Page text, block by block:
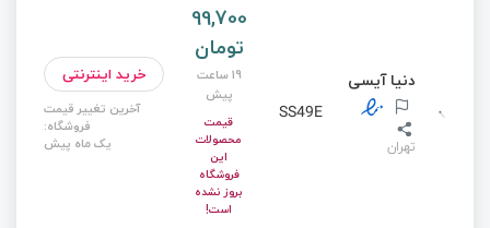
دنیا آیسی
تهران
SS49E
99,700
تومان
19 ساعت
پیش
قیمت
محصولات
این
فروشگاه
بروز نشده
است!
خرید اینترنتی
آخرین تغییر قیمت
فروشگاه:
یک ماه پیش